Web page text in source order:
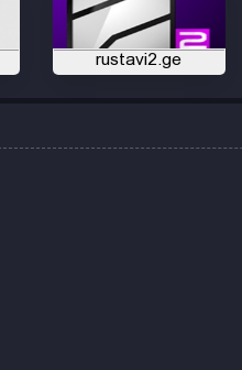
rustavi2.ge